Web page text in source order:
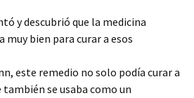
y descubrió que la medicina
bien para curar a esos
este remedio no solo podía curar a
se usaba como un